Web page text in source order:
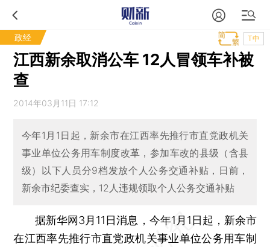
政经 T中
江西新余取消公车 12人冒领车补被
查
2014年03月11日 17:12
今年1月1日起，新余市在江西率先推行市直党政机关
事业单位公务用车制度改革，参加车改的县级（含县
级）以下人员分9档发放个人公务交通补贴，日前，
新余市纪委查实，12人违规领取个人公务交通补贴
据新华网3月11日消息，今年1月1日起，新余市
在江西率先推行市直党政机关事业单位公务用车制